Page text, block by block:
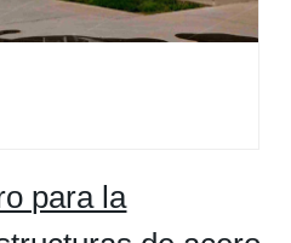
para la